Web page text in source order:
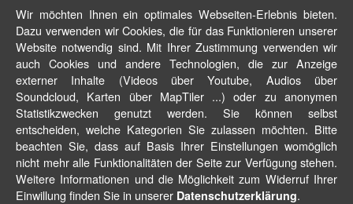
Wir möchten Ihnen ein optimales Webseiten-Erlebnis bieten.
Dazu verwenden wir Cookies, die für das Funktionieren unserer
Website notwendig sind. Mit Ihrer Zustimmung verwenden wir
auch Cookies und andere Technologien, die zur Anzeige
externer Inhalte (Videos über Youtube, Audios über
Soundcloud, Karten über MapTiler ...) oder zu anonymen
Statistikzwecken genutzt werden. Sie können selbst
entscheiden, welche Kategorien Sie zulassen möchten. Bitte
beachten Sie, dass auf Basis Ihrer Einstellungen womöglich
nicht mehr alle Funktionalitäten der Seite zur Verfügung stehen.
Weitere Informationen und die Möglichkeit zum Widerruf Ihrer
Einwillung finden Sie in unserer Datenschutzerklärung.